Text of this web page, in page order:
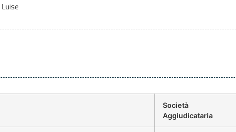
Luise
Società
Aggiudicataria